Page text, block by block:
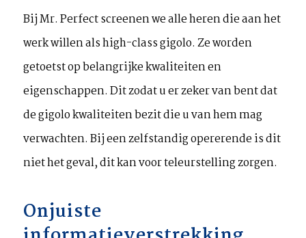
Bij Mr. Perfect screenen we alle heren die aan het
werk willen als high-class gigolo. Ze worden
getoetst op belangrijke kwaliteiten en
eigenschappen. Dit zodat u er zeker van bent dat
de gigolo kwaliteiten bezit die u van hem mag
verwachten. Bij een zelfstandig opererende is dit
niet het geval, dit kan voor teleurstelling zorgen.
Onjuiste